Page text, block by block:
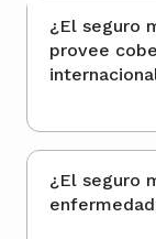
¿El seguro médico
provee
¿El seguro